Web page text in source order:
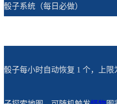
骰子系统（每日必做）
骰子每小时自动恢复 1 个，上